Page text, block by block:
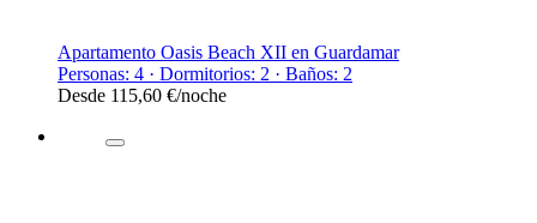
Apartamento Oasis Beach XII en Guardamar
Personas: 4 · Dormitorios: 2 · Baños: 2
Desde 115,60 €/noche